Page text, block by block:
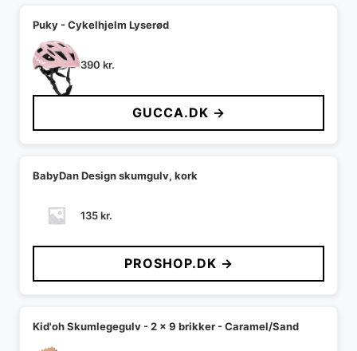
Puky - Cykelhjelm Lyserød
390 kr.
GUCCA.DK →
BabyDan Design skumgulv, kork
135kr.
PROSHOP.DK →
Kid'oh Skumlegegulv - 2 x 9 brikker - Caramel/Sand